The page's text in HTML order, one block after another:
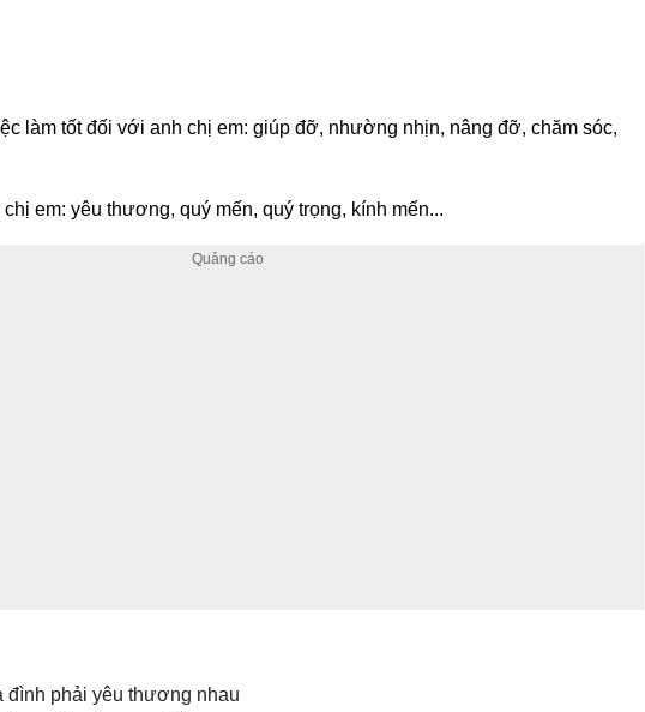
làm tốt đối với anh chị em: giúp đỡ, nhường nhịn, nâng đỡ, chăm sóc,
em: yêu thương, quý mến, quý trọng, kính mến...
đình phải yêu thương nhau